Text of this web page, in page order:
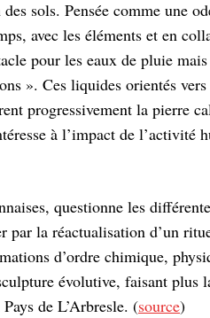
sols. Pensée comme une
avec les éléments et en
pour les eaux de pluie
». Ces liquides orientés vers
progressivement la pierre
à l’impact de l’activité
questionne les
par la réactualisation d’un
d’ordre chimique,
évolutive, faisant plus
de L’Arbresle. (source)